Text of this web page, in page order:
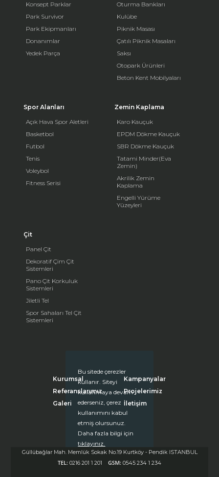
Bu sitede çerezler
kullanır. Siteyi
kullanmaya devam
ederseniz, çerez
kullanımını kabul
etmiş olursunuz.
Daha fazla bilgi için
tıklayınız.
Kapat (X)
Konsept Parklar
Park Survivor
Park Ekipmanları
Donanımlar
Yedek Parça
Oturma Bankları
Kulübe
Piknik Masası
Çatılı Piknik Masaları
Saksı
Otopark Ürünleri
Beton Kent Mobilyaları
Spor Alanları
Açık Hava Spor Aletleri
Basketbol
Futbol
Tenis
Voleybol
Fitness Serisi
Zemin Kaplama
Karo Kauçuk
EPDM Dökme Kauçuk
SBR Dökme Kauçuk
Tatami Minder(Eva
Zemin)
Akrilik Zemin
Kaplama
Engelli Yürüme
Yüzeyleri
Çit
Panel Çit
Dekoratif Çim Çit
Sistemleri
Pano Çit Korkuluk
Sistemleri
Jiletli Tel
Spor Sahaları Tel Çit
Sistemleri
Kurumsal
Kampanyalar
Referanslarımız
Projelerimiz
Galeri
İletişim
Güllübağlar Mah. Memlük Sokak No.19 Kurtköy - Pendik ISTANBUL
TEL: 0216 201 1 201 GSM: 0545 234 1 234